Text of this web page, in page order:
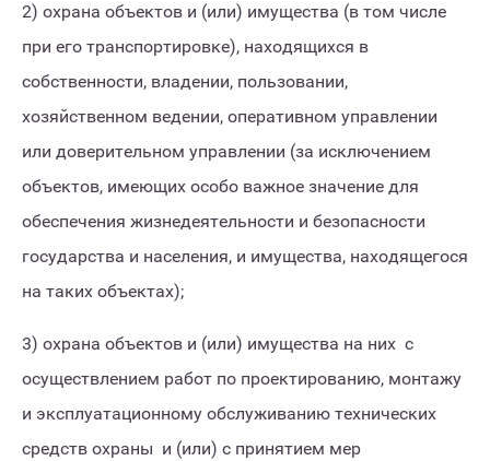
2) охрана объектов и (или) имущества (в том числе
при его транспортировке), находящихся в
собственности, владении, пользовании,
хозяйственном ведении, оперативном управлении
или доверительном управлении (за исключением
объектов, имеющих особо важное значение для
обеспечения жизнедеятельности и безопасности
государства и населения, и имущества, находящегося
на таких объектах);
3) охрана объектов и (или) имущества на них с
осуществлением работ по проектированию, монтажу
и эксплуатационному обслуживанию технических
средств охраны и (или) с принятием мер